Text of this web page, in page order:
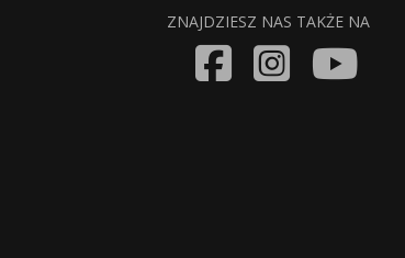
ZNAJDZIESZ NAS TAKŻE NA